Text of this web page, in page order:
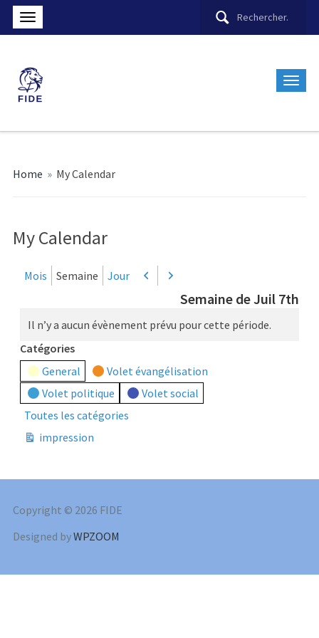
Home » My Calendar
My Calendar
Mois Semaine Jour Précédent
Suivant
Semaine de Juil 7th
Il n’y a aucun évènement prévu pour cette période.
Catégories
General
Volet évangélisation
Volet politique
Volet social
Toutes les catégories
Vue
impression
Copyright © 2026 FIDE
Designed byWPZOOM